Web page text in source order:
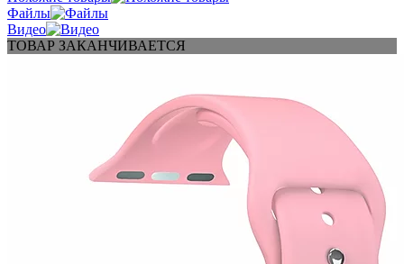
Файлы
Видео
ТОВАР ЗАКАНЧИВАЕТСЯ